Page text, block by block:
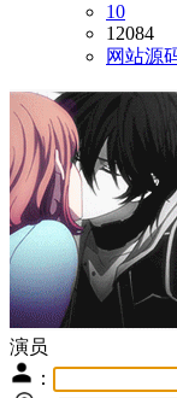
10
12084
网站源
演员
：